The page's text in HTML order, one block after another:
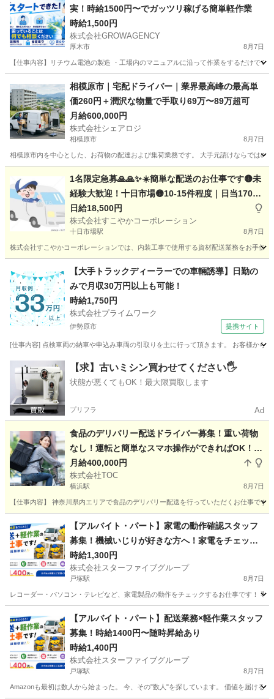
実！時給1500円〜でガッツリ稼げる簡単軽作業
時給1,500円
株式会社GROWAGENCY
厚木市 8月7日
【仕事内容】リチウム電池の製造 ・工場内のマニュアルに沿って作業をするだけで
配送 時給
相模原市｜宅配ドライバー｜業界最高峰の最高単
価260円＋潤沢な物量で手取り69万〜89万超可
月給600,000円
株式会社シェアロジ
相模原市 8月7日
相模原市内を中心とした、お荷物の配達および集荷業務です。 大手元請けならでは
ドライバー 手数料
1名限定急募🙏🙏✨☀️簡単な配送のお仕事です🟡未
経験大歓迎！十日市場🟡10-15件程度｜日当17000
-18500円
日給18,500円
株式会社すこやかコーポレーション
十日市場駅 8月7日
株式会社すこやかコーポレーションでは、内装工事で使用する資材配送業務をお手伝
十日市場駅 配送
【大手トラックディーラーでの車輛誘導】日勤の
みで月収30万円以上も可能！
時給1,750円
株式会社プライムワーク
伊勢原市 提携サイト
[仕事内容] 点検車両の納車や申込み車両の引取りを主に行って頂きます。 お客様から
神奈川 伊勢原市 ドライバー
【求】古いミシン買わせてください🖐️
状態が悪くてもOK！最大限買取します
プリフラ Ad
食品のデリバリー配送ドライバー募集！重い荷物
なし！運転と簡単なスマホ操作ができればOK！月
収40万円以上可能 軽貨物 バイク
月給400,000円
株式会社TOC
横浜駅 8月7日
【仕事内容】 神奈川県内エリアで食品のデリバリー配送を行っていただくお仕事で
横浜駅 ドライバー 荷物
【アルバイト・パート】家電の動作確認スタッフ
募集！機械いじりが好きな方へ！家電をチェック
する仕事です！
時給1,300円
株式会社スターファイブグループ
戸塚駅 8月7日
レコーダー・パソコン・テレビなど、家電製品の動作をチェックするお仕事です！
戸塚駅 その他 スタッフ
【アルバイト・パート】配送業務×軽作業スタッフ
募集！時給1400円〜随時昇給あり
時給1,400円
株式会社スターファイブグループ
戸塚駅 8月7日
Amazonも最初は数人から始まった。 今、その"数人"を探しています。 価値を届ける